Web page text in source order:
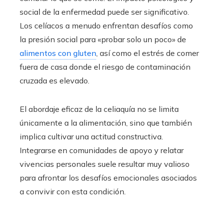
social de la enfermedad puede ser significativo.
Los celíacos a menudo enfrentan desafíos como
la presión social para «probar solo un poco» de
alimentos con gluten, así como el estrés de comer
fuera de casa donde el riesgo de contaminación
cruzada es elevado.
El abordaje eficaz de la celiaquía no se limita
únicamente a la alimentación, sino que también
implica cultivar una actitud constructiva.
Integrarse en comunidades de apoyo y relatar
vivencias personales suele resultar muy valioso
para afrontar los desafíos emocionales asociados
a convivir con esta condición.